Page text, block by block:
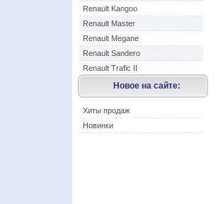
Renault Kangoo
Renault Master
Renault Megane
Renault Sandero
Renault Trafic II
Новое на сайте:
Хиты продаж
Новинки